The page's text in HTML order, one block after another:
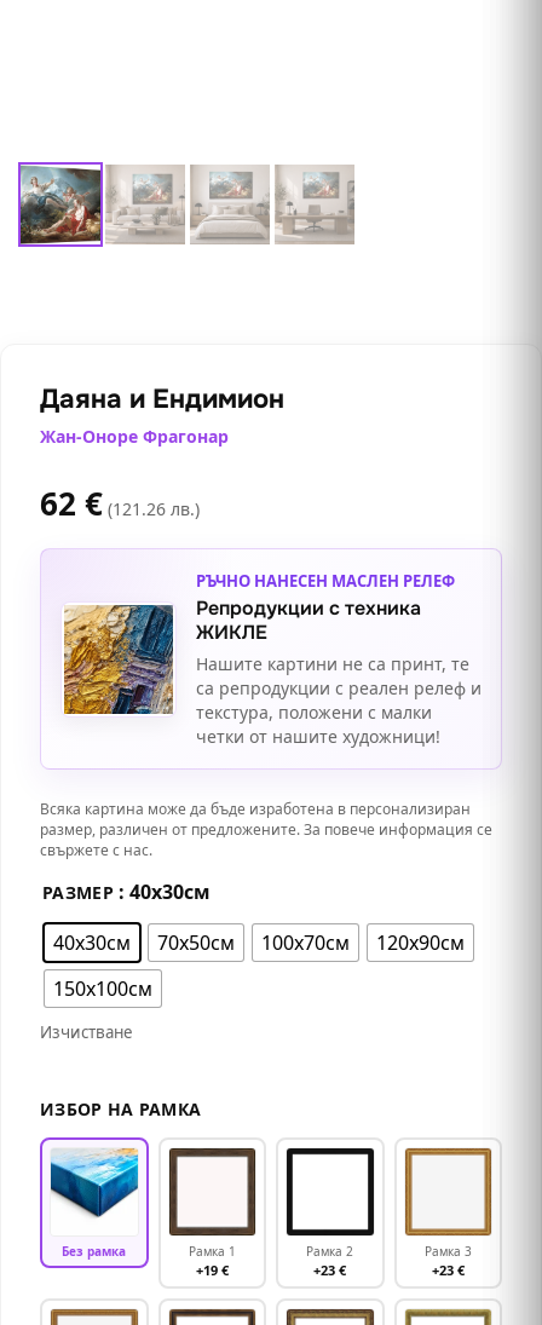
Даяна и Ендимион
Жан-Оноре Фрагонар
62 € (121.26 лв.)
РЪЧНО НАНЕСЕН МАСЛЕН РЕЛЕФ
Репродукции с техника
ЖИКЛЕ
Нашите картини не са принт, те
са репродукции с реален релеф и
текстура, положени с малки
четки от нашите художници!
Всяка картина може да бъде изработена в персонализиран
размер, различен от предложените. За повече информация се
свържете с нас.
РАЗМЕР : 40х30см
40х30см
70х50см 100х70см
120х90см
150х100см
Изчистване
ИЗБОР НА РАМКА
Без рамка Рамка 1
+19 €
Рамка 2
+23 €
Рамка 3
+23 €